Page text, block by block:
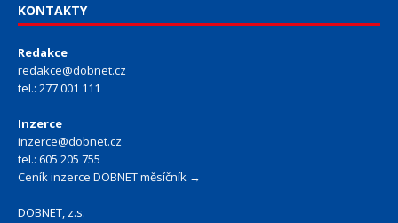
KONTAKTY
Redakce
redakce@dobnet.cz
tel.: 277 001 111
Inzerce
inzerce@dobnet.cz
tel.: 605 205 755
Ceník inzerce DOBNET měsíčník →
DOBNET, z.s.